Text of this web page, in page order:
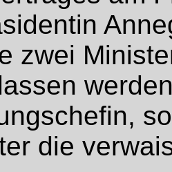
zwei
die